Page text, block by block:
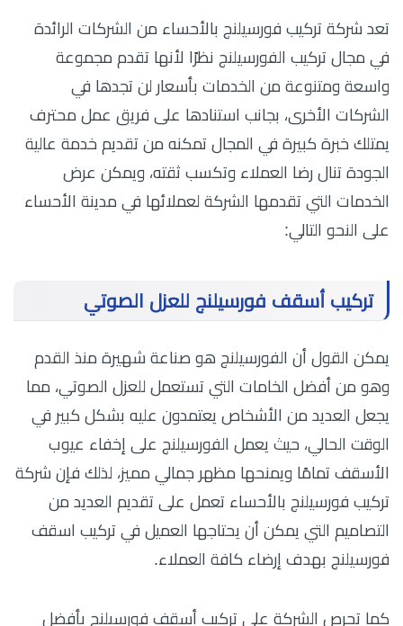
تعد شركة تركيب فورسيلنج بالأحساء من الشركات الرائدة
في مجال تركيب الفورسيلنج نظرًا لأنها تقدم مجموعة
واسعة ومتنوعة من الخدمات بأسعار لن تجدها في
الشركات الأخرى، بجانب استنادها على فريق عمل محترف
يمتلك خبرة كبيرة في المجال تمكنه من تقديم خدمة عالية
الجودة تنال رضا العملاء وتكسب ثقته، ويمكن عرض
الخدمات التي تقدمها الشركة لعملائها في مدينة الأحساء
على النحو التالي:
تركيب أسقف فورسيلنج للعزل الصوتي
يمكن القول أن الفورسيلنج هو صناعة شهيرة منذ القدم
وهو من أفضل الخامات التي تستعمل للعزل الصوتي، مما
يجعل العديد من الأشخاص يعتمدون عليه بشكل كبير في
الوقت الحالي، حيث يعمل الفورسيلنج على إخفاء عيوب
الأسقف تمامًا ويمنحها مظهر جمالي مميز، لذلك فإن شركة
تركيب فورسيلنج بالأحساء تعمل على تقديم العديد من
التصاميم التي يمكن أن يحتاجها العميل في تركيب اسقف
فورسيلنج بهدف إرضاء كافة العملاء.
كما تحرص الشركة على تركيب أسقف فورسيلنج بأفضل